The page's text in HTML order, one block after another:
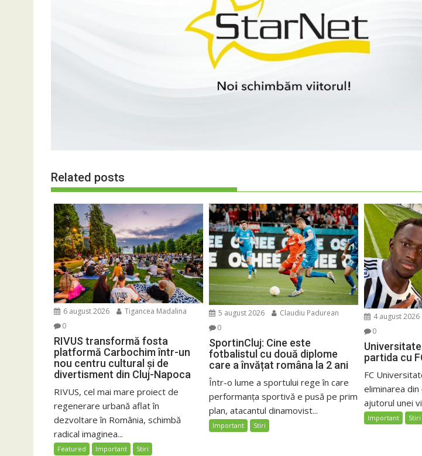
Related posts
6 august 2026
Tigancea Madalina
0
RIVUS transformă fosta
platformă Carbochim într-un
nou centru cultural și de
divertisment din Cluj-Napoca
RIVUS, cel mai mare proiect de
regenerare urbană aflat în
dezvoltare în România, schimbă
radical imaginea...
Featured Important Stiri
5 august 2026
Claudiu Padurean
0
SportinCluj: Cine este
fotbalistul cu două diplome
care a învățat româna la 2 ani
Într-o lume a sportului rege în care
performanța sportivă e pusă pe prim
plan, atacantul dinamovist...
Important Stiri
4 august 2026
0
partida cu
FC
eliminarea
ajutorul unei
Important Stiri